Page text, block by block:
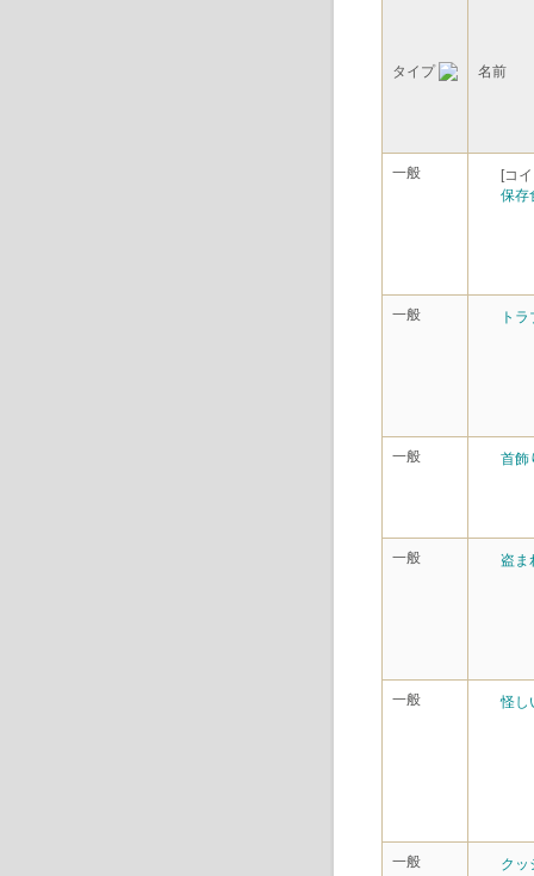
タイプ 名前
一般
[コ
保存
一般 ト
一般 首飾
一般 盗ま
一般 怪し
一般
クッ